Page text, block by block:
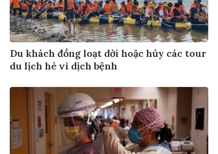
Du khách đồng loạt dời hoặc hủy các tour
du lịch hè vì dịch bệnh